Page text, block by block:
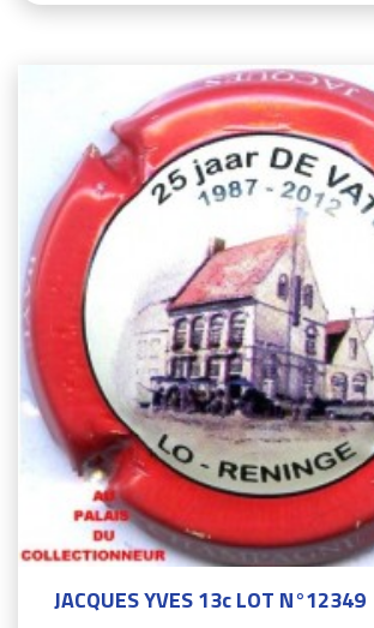
JACQUES YVES 13c LOT N°12349